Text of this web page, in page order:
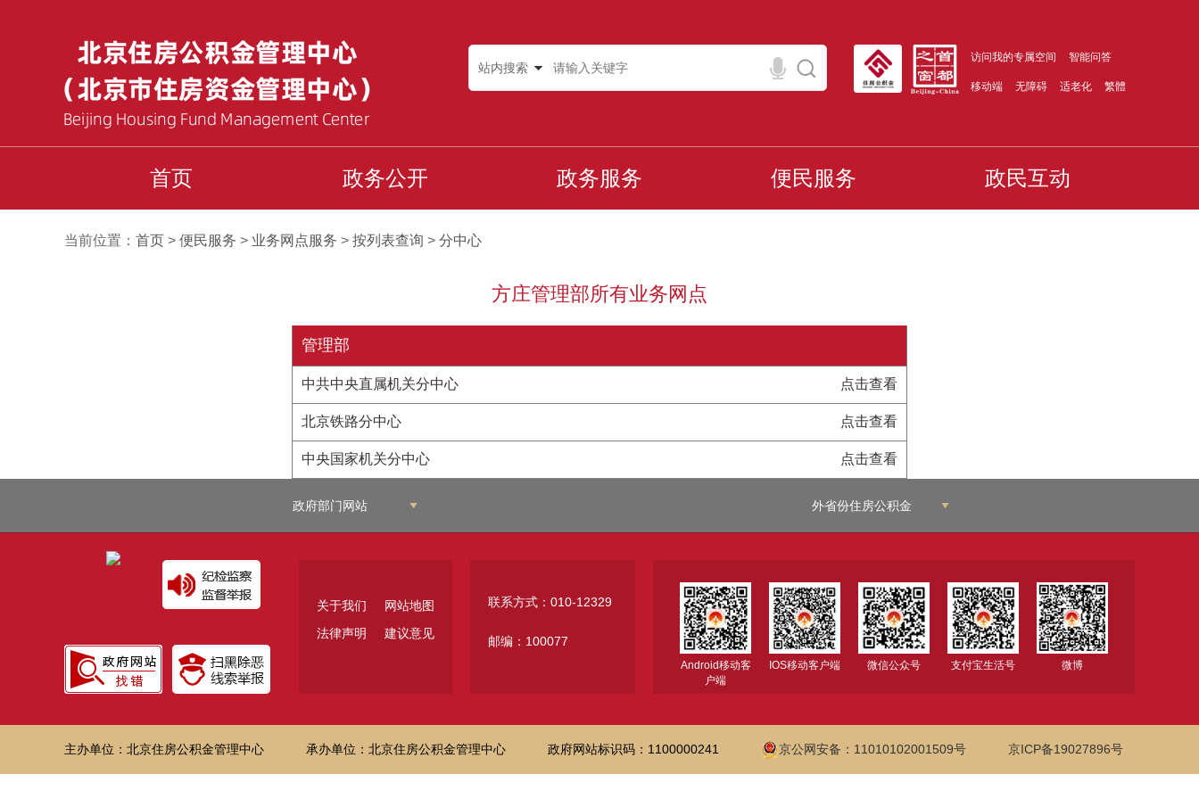
访问我的专属空间 智能问答
移动端 无障碍 适老化 繁體
站内搜索
首页 政务公开 政务服务 便民服务 政民互动
当前位置： 首页 > 便民服务 > 业务网点服务 > 按列表查询 > 分中心
方庄管理部所有业务网点
管理部
中共中央直属机关分中心 点击查看
北京铁路分中心 点击查看
中央国家机关分中心 点击查看
政府部门网站 外省份住房公积金
关于我们
网站地图
法律声明
建议意见
联系方式：010-12329
邮编：100077
Android移动客
户端
IOS移动客户端 微信公众号 支付宝生活号 微博
主办单位：北京住房公积金管理中心 承办单位：北京住房公积金管理中心 政府网站标识码：1100000241 京公网安备：11010102001509号 京ICP备19027896号